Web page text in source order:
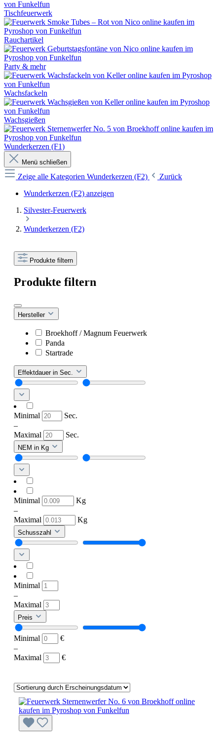
Tischfeuerwerk
Rauchartikel
Party & mehr
Wachsfackeln
Wachsgießen
Wunderkerzen (F1)
Menü schließen
Zeige alle Kategorien Wunderkerzen (F2)
Zurück
Wunderkerzen (F2) anzeigen
Silvester-Feuerwerk
Wunderkerzen (F2)
Produkte filtern
Produkte filtern
Hersteller
Broekhoff / Magnum Feuerwerk
Panda
Startrade
Effektdauer in Sec.
Minimal
Sec.
–
Maximal
Sec.
NEM in Kg
Minimal
Kg
–
Maximal
Kg
Schusszahl
Minimal
–
Maximal
Preis
Minimal
€
–
Maximal
€